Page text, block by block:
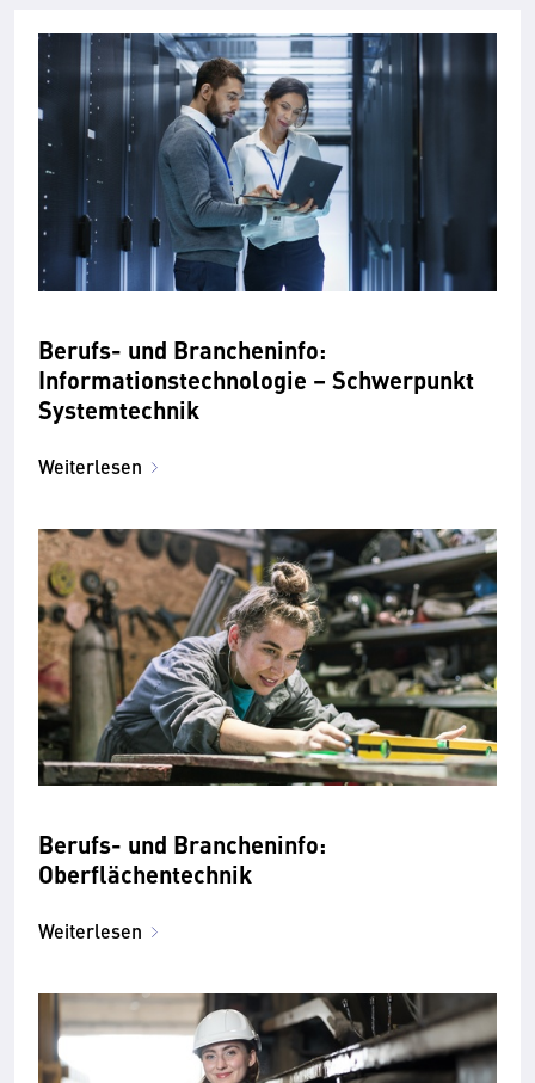
Berufs- und Brancheninfo:
Informationstechnologie – Schwerpunkt
Systemtechnik
Weiterlesen
Berufs- und Brancheninfo:
Oberflächentechnik
Weiterlesen